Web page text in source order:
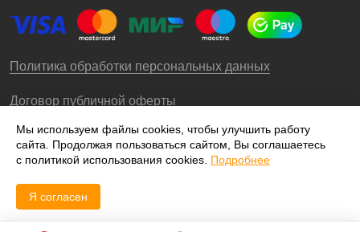
Политика обработки персональных данных
Договор публичной оферты
© 2009-2026 – ООО «Роллгео»
Мы используем файлы cookies, чтобы улучшить работу
сайта. Продолжая пользоваться сайтом, Вы соглашаетесь
с политикой использования cookies. Подробнее
Я согласен